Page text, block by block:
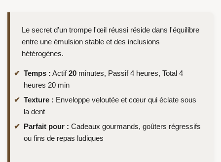
Le secret d'un trompe l'œil réussi réside dans l'équilibre
entre une émulsion stable et des inclusions
hétérogènes.
Temps : Actif20 minutes, Passif 4 heures, Total 4
heures 20 min
Texture : Enveloppe veloutée et cœur qui éclate sous
la dent
Parfait pour : Cadeaux gourmands, goûters régressifs
ou fins de repas ludiques